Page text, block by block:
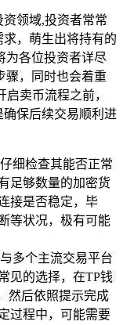
领域,投资者常常
，萌生出将持有的
为各位投资者详尽
骤，同时也会着重
卖币流程之前，
保后续交易顺利进
细检查其能否正常
足够数量的加密货
接是否稳定，毕
等状况，极有可能
多个主流交易平台
见的选择，在TP钱
然后依照提示完成
过程中，可能需要